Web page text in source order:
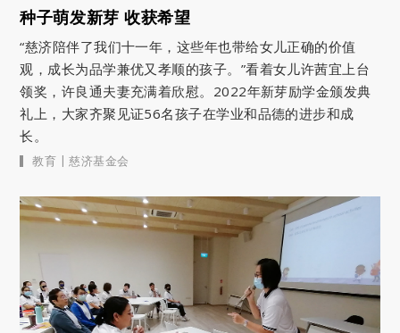
种子萌发新芽 收获希望
“慈济陪伴了我们十一年，这些年也带给女儿正确的价值
观，成长为品学兼优又孝顺的孩子。”看着女儿许茜宜上台
领奖，许良通夫妻充满着欣慰。2022年新芽励学金颁发典
礼上，大家齐聚见证56名孩子在学业和品德的进步和成
长。
教育 | 慈济基金会